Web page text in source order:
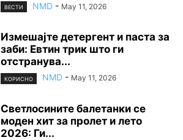
ВЕСТИ NMD - May 11, 2026
Измешајте детергент и паста за
заби: Евтин трик што ги
отстранува...
КОРИСНО NMD - May 11, 2026
Светлосините балетанки се
моден хит за пролет и лето
2026: Ги...